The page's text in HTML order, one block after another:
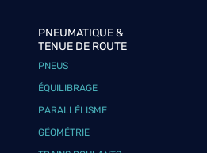
PNEUMATIQUE &
TENUE DE ROUTE
PNEUS
ÉQUILIBRAGE
PARALLÉLISME
GÉOMÉTRIE